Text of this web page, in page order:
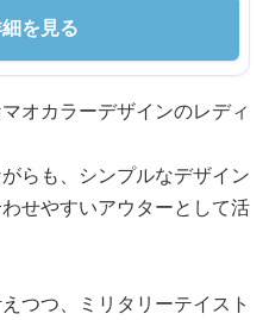
を見る
オカラーデザインのレディ
らも、シンプルなデザイン
せやすいアウターとして活
つつ、ミリタリーテイスト